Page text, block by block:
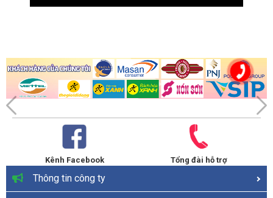
Kênh Facebook Tổng đài hỗ trợ
Thông tin công ty